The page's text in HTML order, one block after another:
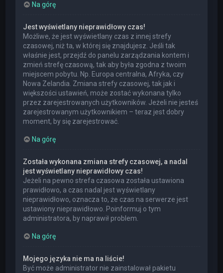
Na górę
Jest wyświetlany nieprawidłowy czas!
Możliwe, że jest wyświetlany czas z innej strefy
czasowej, niż ta, w której się znajdujesz. Jeśli tak
właśnie jest, przejdź do panelu zarządzania kontem i
zmień strefę czasową, tak aby była zgodna z twoim
miejscem pobytu. Np. Europa centralna, Afryka, czy
Nowa Zelandia. Zmiana strefy czasowej, tak jak i
większości ustawień, może zostać wykonana tylko
przez zarejestrowanych użytkowników. Jeżeli nie jesteś
zarejestrowanym użytkownikiem – teraz jest dobry
moment, by się zarejestrować.
Na górę
Została wykonana zmiana strefy czasowej, a nadal
jest wyświetlany nieprawidłowy czas!
Jeżeli na pewno strefa czasowa została ustawiona
prawidłowo, a czas nadal jest wyświetlany
nieprawidłowo, oznacza to, że czas na serwerze jest
ustawiony nieprawidłowo. Poinformuj o tym
administratora, by naprawił problem.
Na górę
Mojego języka nie ma na liście!
Być może administrator nie zainstalował pakietu